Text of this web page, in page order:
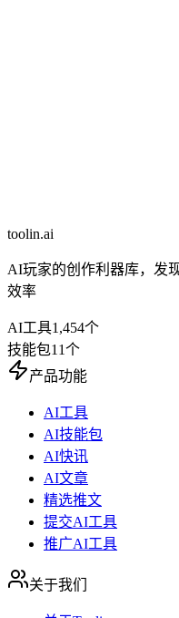
toolin.ai
AI玩家的创作利器库，发
效率
AI工具1,454个
技能包11个
产品功能
AI工具
AI技能包
AI快讯
AI文章
精选推文
提交AI工具
推广AI工具
关于我们